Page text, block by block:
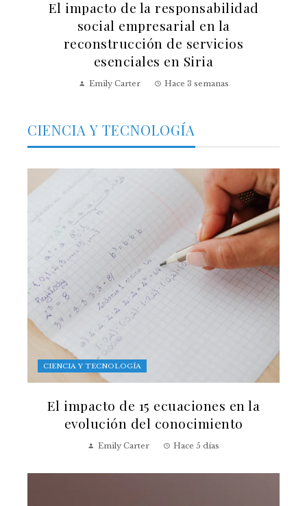
El impacto de la responsabilidad
social empresarial en la
reconstrucción de servicios
esenciales en Siria
Emily Carter Hace 3 semanas
CIENCIA Y TECNOLOGÍA
CIENCIA Y TECNOLOGÍA
El impacto de 15 ecuaciones en la
evolución del conocimiento
Emily Carter Hace 5 días